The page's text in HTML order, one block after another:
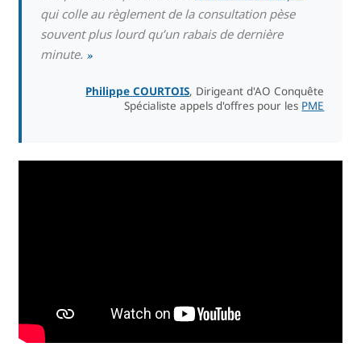
qui colle au règlement de la consultation pèse
souvent plus lourd qu’un rabais de dernière
minute. »
Philippe COURTOIS, Dirigeant d'AO Conquête
Spécialiste appels d'offres pour les PME